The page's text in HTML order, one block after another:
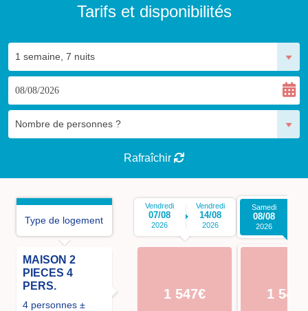
Tarifs et disponibilités
Rafraîchir
Type de logement
MAISON 2
PIECES 4
PERS.
4 personnes ±
Vendredi
07/08
2026
Vendredi
14/08
2026
1 547€
Samedi
08/08
2026
1 547€